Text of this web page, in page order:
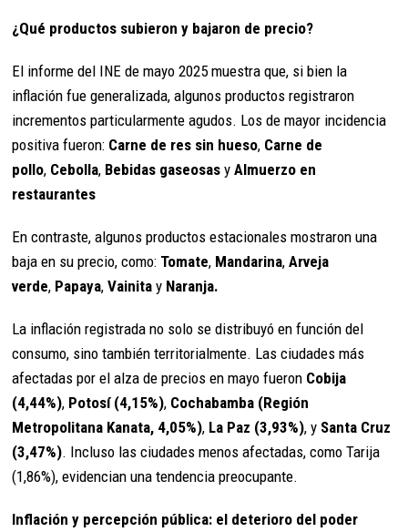
¿Qué productos subieron y bajaron de precio?
El informe del INE de mayo 2025 muestra que, si bien la
inflación fue generalizada, algunos productos registraron
incrementos particularmente agudos. Los de mayor incidencia
positiva fueron: Carne de res sin hueso, Carne de
pollo, Cebolla, Bebidas gaseosas yAlmuerzo en
restaurantes
En contraste, algunos productos estacionales mostraron una
baja en su precio, como: Tomate, Mandarina,Arveja
verde, Papaya,Vainita y Naranja.
La inflación registrada no solo se distribuyó en función del
consumo, sino también territorialmente. Las ciudades más
afectadas por el alza de precios en mayo fueron Cobija
(4,44%), Potosí (4,15%), Cochabamba (Región
Metropolitana Kanata, 4,05%), La Paz (3,93%), y Santa Cruz
(3,47%). Incluso las ciudades menos afectadas, como Tarija
(1,86%), evidencian una tendencia preocupante.
Inflación y percepción pública: el deterioro del poder